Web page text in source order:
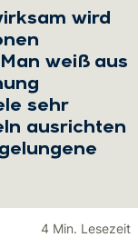
wird
weiß aus
sehr
ausrichten
4 Min. Lesezeit